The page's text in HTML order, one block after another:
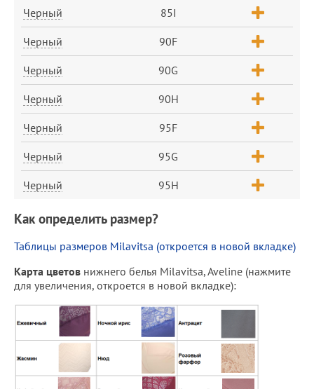
Черный 85I
Черный 90F
Черный 90G
Черный 90H
Черный 95F
Черный 95G
Черный 95H
Как определить размер?
Таблицы размеров Milavitsa (откроется в новой вкладке)
Карта цветов нижнего белья Milavitsa, Aveline (нажмите
для увеличения, откроется в новой вкладке):